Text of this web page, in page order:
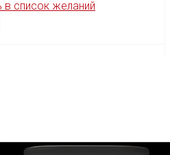
в список желаний